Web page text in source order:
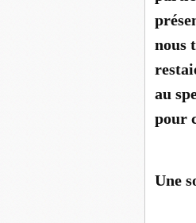
nous
au
pour
Une